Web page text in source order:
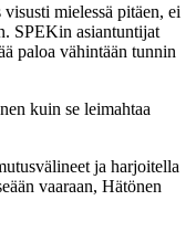
mielessä pitäen, ei
SPEKin asiantuntijat
paloa vähintään tunnin
kuin se leimahtaa
ja harjoitella
vaaraan, Hätönen